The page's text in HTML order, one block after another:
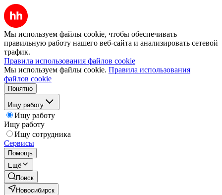
Мы используем файлы cookie, чтобы обеспечивать
правильную работу нашего веб-сайта и анализировать сетевой
трафик.
Правила использования файлов cookie
Мы используем файлы cookie. Правила использования
файлов cookie
Понятно
Ищу работу
Ищу работу
Ищу работу
Ищу сотрудника
Сервисы
Помощь
Ещё
Поиск
Новосибирск